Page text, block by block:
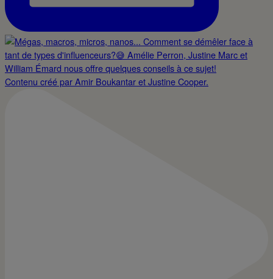
Contenu créé par Amir Boukantar et Justine Cooper.